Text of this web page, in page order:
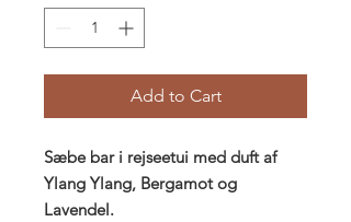
Add to Cart
Sæbe bar i rejseetui med duft af
Ylang Ylang, Bergamot og
Lavendel.